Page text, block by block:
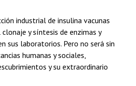
industrial de insulina vacunas
y síntesis de enzimas y
sus laboratorios. Pero no será sin
humanas y sociales,
y su extraordinario